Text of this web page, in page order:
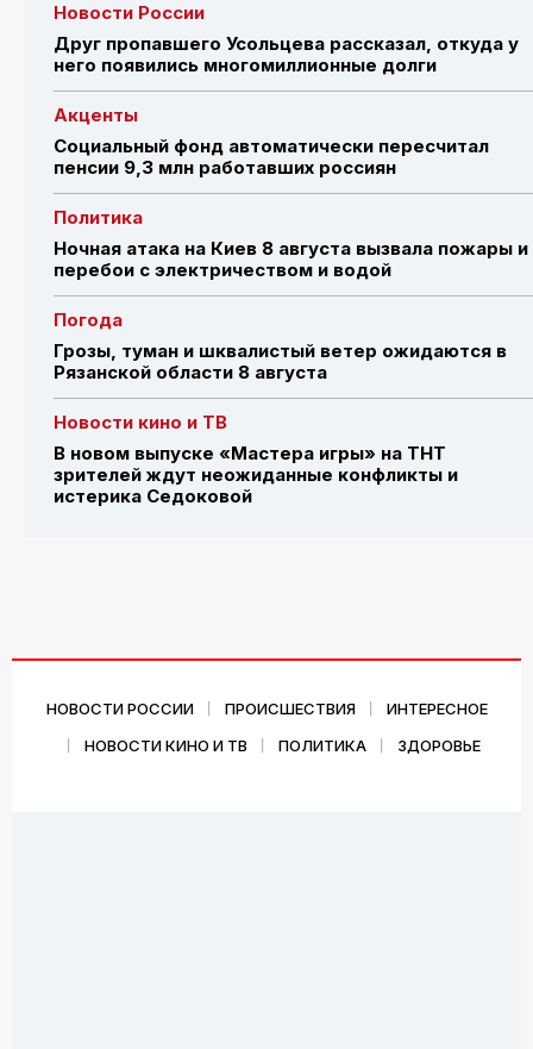
Новости России
Друг пропавшего Усольцева рассказал, откуда у
него появились многомиллионные долги
Акценты
Социальный фонд автоматически пересчитал
пенсии 9,3 млн работавших россиян
Политика
Ночная атака на Киев 8 августа вызвала пожары и
перебои с электричеством и водой
Погода
Грозы, туман и шквалистый ветер ожидаются в
Рязанской области 8 августа
Новости кино и ТВ
В новом выпуске «Мастера игры» на ТНТ
зрителей ждут неожиданные конфликты и
истерика Седоковой
НОВОСТИ РОССИИ ПРОИСШЕСТВИЯ
ИНТЕРЕСНОЕ
НОВОСТИ КИНО И ТВ
ПОЛИТИКА ЗДОРОВЬЕ